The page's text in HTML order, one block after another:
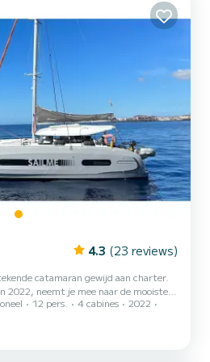
4.3 (23 reviews)
catamaran gewijd aan charter.
2022, neemt je mee naar de mooiste
heeft 4 hutten
van 8 personen. Met een totale
beste bondgenoot voor een
12 pers. 4 cabines
2022